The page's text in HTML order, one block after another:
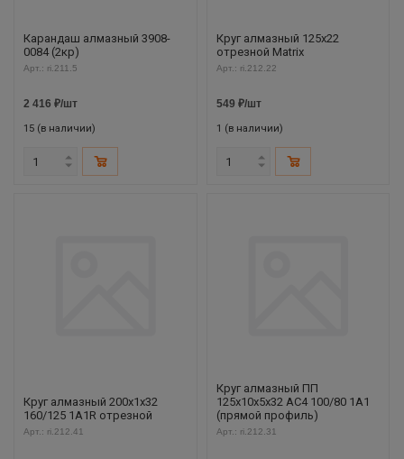
Карандаш алмазный 3908-
0084 (2кр)
Арт.: ri.211.5
2 416 ₽/шт
15 (в наличии)
Круг алмазный 125х22
отрезной Matrix
Арт.: ri.212.22
549 ₽/шт
1 (в наличии)
Круг алмазный 200х1х32
160/125 1А1R отрезной
Арт.: ri.212.41
Круг алмазный ПП
125х10х5х32 АС4 100/80 1А1
(прямой профиль)
Арт.: ri.212.31